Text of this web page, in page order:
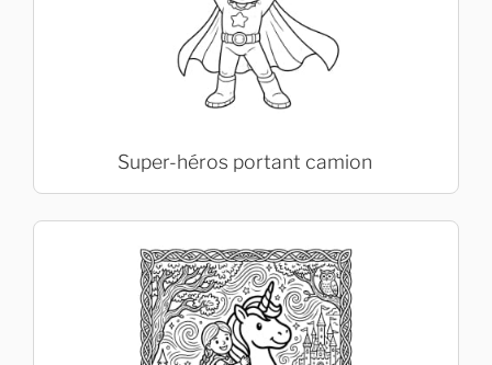
Super-héros portant camion